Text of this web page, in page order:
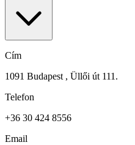
Cím
1091 Budapest , Üllői út 111.
Telefon
+36 30 424 8556
Email